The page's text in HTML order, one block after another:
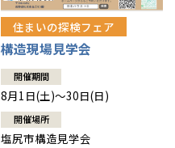
住まいの探検フェア
構造現場見学会
開催期間
8月1日(土)～30日(日)
開催場所
塩尻市構造見学会